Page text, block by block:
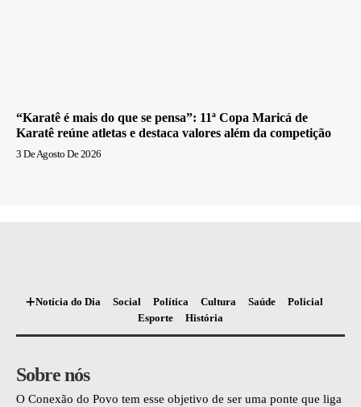
“Karatê é mais do que se pensa”: 11ª Copa Maricá de
Karatê reúne atletas e destaca valores além da competição
3 De Agosto De 2026
Notícia do Dia Social Política Cultura Saúde
Policial
Esporte
História
Sobre nós
O Conexão do Povo tem esse objetivo de ser uma ponte que liga